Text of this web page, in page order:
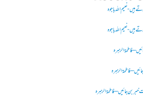
نعیم اللہ باجوہ
نعیم اللہ باجوہ
– فاطمۃالزہرہ
– فاطمۃالزہرہ
بن جائیں – فاطمۃالزہرہ